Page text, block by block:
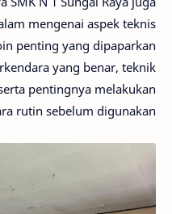
mengenai aspek teknis
penting yang dipaparkan
yang benar, teknik
pentingnya melakukan
rutin sebelum digunakan.